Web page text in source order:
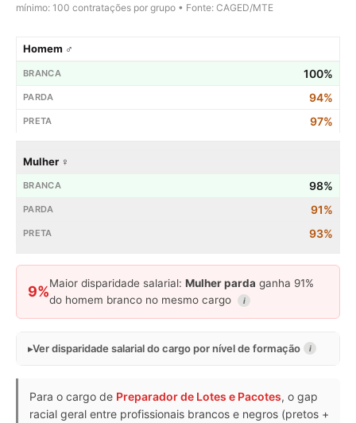
mínimo: 100 contratações por grupo • Fonte: CAGED/MTE
Homem ♂
100%
94%
97%
Mulher ♀
98%
91%
93%
9%
Maior disparidade salarial: Mulher parda ganha 91%
do homem branco no mesmo cargo
i
Ver disparidade salarial do cargo por nível de formação i
Para o cargo de Preparador de Lotes e Pacotes, o gap
racial geral entre profissionais brancos e negros (pretos +